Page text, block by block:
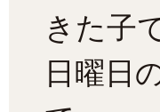
きた子
日曜日